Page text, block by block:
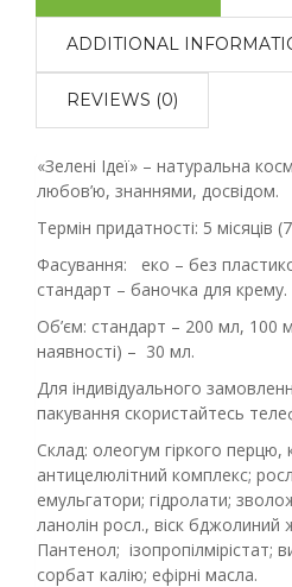
ADDITIONAL
REVIEWS (0)
«Зелені Ідеї» – натуральна
любов’ю, знаннями, досвідом.
Термін придатності: 5 місяців
Фасування: еко – без
стандарт – баночка для крему.
Об’єм: стандарт – 200 мл, 100
наявності) – 30 мл.
Для індивідуального
пакування скористайтесь
Склад: олеогум гіркого перцю,
антицелюлітний комплекс;
емульгатори; гідролати;
ланолін росл., віск бджолиний
Пантенол; ізопропілмірістат;
сорбат калію; ефірні масла.